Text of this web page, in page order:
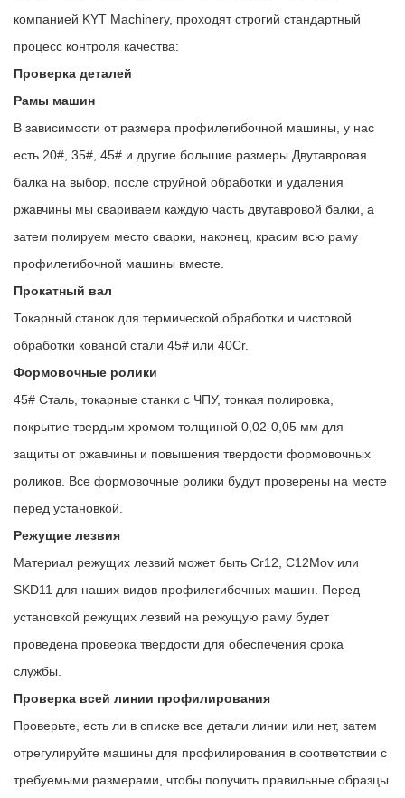
компанией KYT Machinery, проходят строгий стандартный
процесс контроля качества:
Проверка деталей
Рамы машин
В зависимости от размера профилегибочной машины, у нас
есть 20#, 35#, 45# и другие большие размеры Двутавровая
балка на выбор, после струйной обработки и удаления
ржавчины мы свариваем каждую часть двутавровой балки, а
затем полируем место сварки, наконец, красим всю раму
профилегибочной машины вместе.
Прокатный вал
Токарный станок для термической обработки и чистовой
обработки кованой стали 45# или 40Cr.
Формовочные ролики
45# Сталь, токарные станки с ЧПУ, тонкая полировка,
покрытие твердым хромом толщиной 0,02-0,05 мм для
защиты от ржавчины и повышения твердости формовочных
роликов. Все формовочные ролики будут проверены на месте
перед установкой.
Режущие лезвия
Материал режущих лезвий может быть Cr12, C12Mov или
SKD11 для наших видов профилегибочных машин. Перед
установкой режущих лезвий на режущую раму будет
проведена проверка твердости для обеспечения срока
службы.
Проверка всей линии профилирования
Проверьте, есть ли в списке все детали линии или нет, затем
отрегулируйте машины для профилирования в соответствии с
требуемыми размерами, чтобы получить правильные образцы